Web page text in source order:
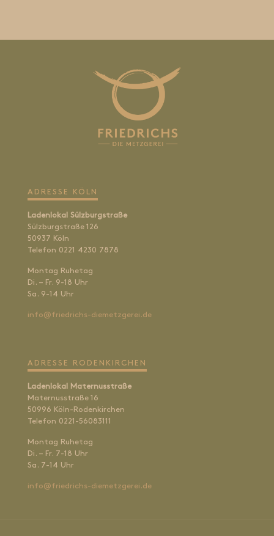
ADRESSE KÖLN
Ladenlokal Sülzburgstraße
Sülzburgstraße 126
50937 Köln
Telefon 0221 4230 7878
Montag Ruhetag
Di. – Fr. 9-18 Uhr
Sa. 9-14 Uhr
info@friedrichs-diemetzgerei.de
ADRESSE RODENKIRCHEN
Ladenlokal Maternusstraße
Maternusstraße 16
50996 Köln-Rodenkirchen
Telefon 0221-56083111
Montag Ruhetag
Di. – Fr. 7-18 Uhr
Sa. 7-14 Uhr
info@friedrichs-diemetzgerei.de